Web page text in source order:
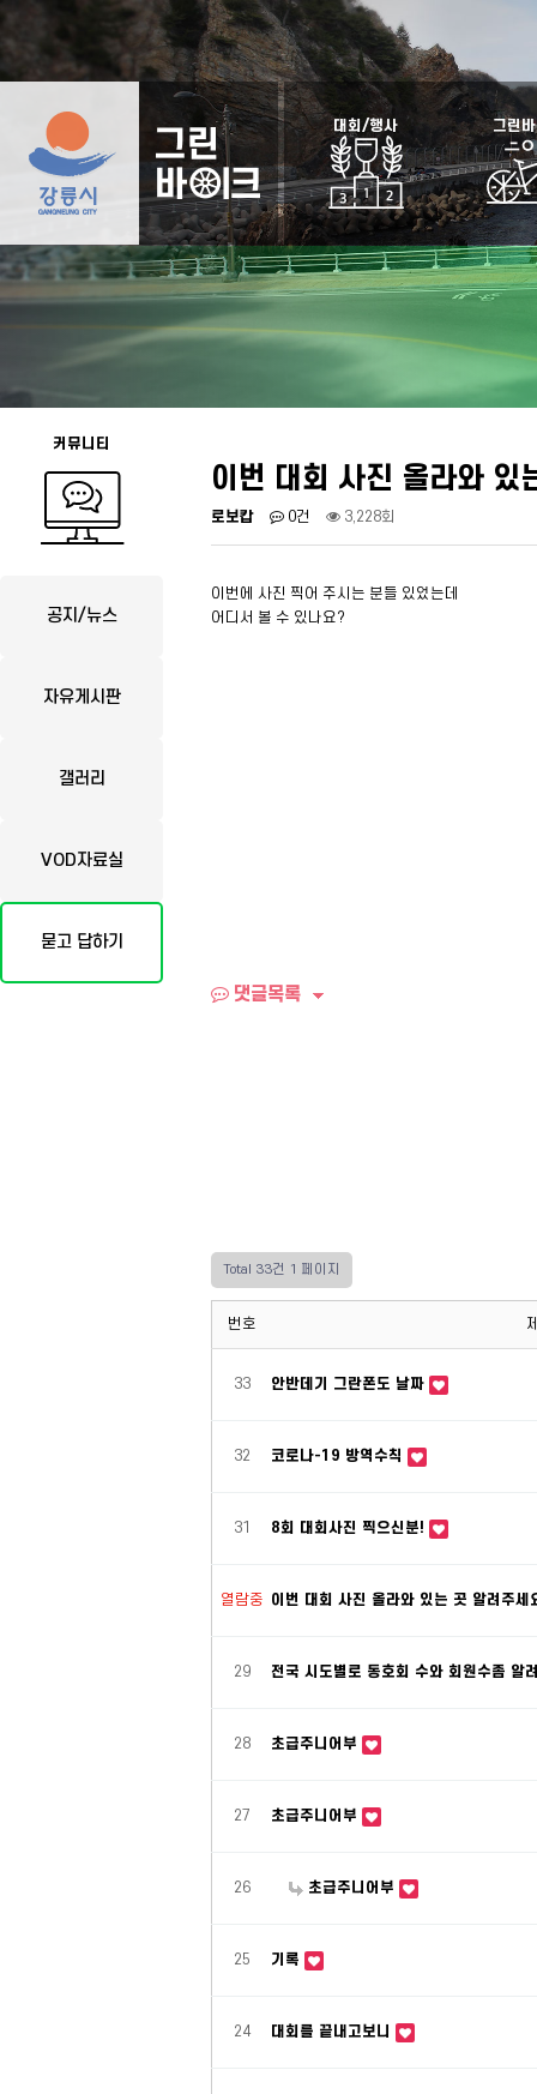
대회/행사 그린
커뮤니티
공지/뉴스
자유게시판
갤러리
VOD자료실
묻고 답하기
이번 대회 사진 올라와 있
로보캅 0건 3,228회
이번에 사진 찍어 주시는 분들 있었는데
어디서 볼 수 있나요?
댓글목록
Total 33건 1 페이지
번호
33 안반데기 그란폰도 날짜
32 코로나-19 방역수칙
31 8회 대회사진 찍으신분!
열람중 이번 대회 사진 올라와 있는 곳 알려주
29 전국 시도별로 동호회 수와 회원수좀 알
28 초급주니어부
27 초급주니어부
26 초급주니어부
25 기록
24 대회를 끝내고보니